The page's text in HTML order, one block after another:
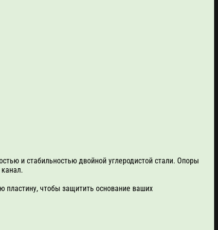
и стабильностью двойной углеродистой стали. Опоры
чтобы защитить основание ваших